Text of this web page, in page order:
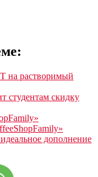
на растворимый
студентам скидку
дополнение